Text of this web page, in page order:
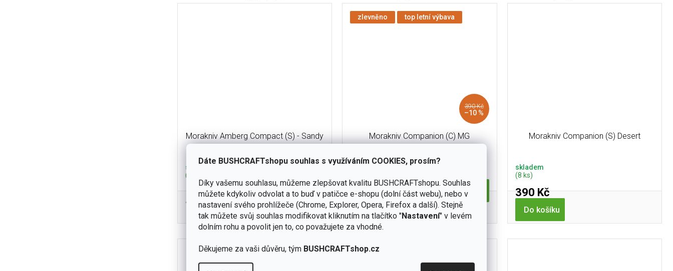
Dáte BUSHCRAFTshopu souhlas s využíváním COOKIES, prosím?
Díky vašemu souhlasu, můžeme zlepšovat kvalitu BUSHCRAFTshopu. Souhlas
můžete kdykoliv odvolat a to buď v patičce e-shopu (dolní část webu), nebo v
nastavení svého prohlížeče (Chrome, Explorer, Opera, Firefox a další). Stejně
tak můžete svůj souhlas modifikovat kliknutím na tlačítko "Nastavení" v levém
dolním rohu a povolit jen to, co považujete za vhodné.
Děkujeme za vaši důvěru, tým BUSHCRAFTshop.cz
Morakniv Amberg Compact (S) - Sandy
Shores
skladem
(3 ks)
1 250 Kč
Do košíku
Morakniv Amberg S je odolnější outdoor
nůž s nerezovou 12C27 (Alleima) a Scandi
výbrusem, ideální na dřevo...
zlevněno top letní výbava
390 Kč
–10 %
Morakniv Companion (C) MG
350 Kč
Do košíku
Jeden z nejpopulárnějších nožů mezi
bushcrfatery po celém světě. Nůž s
nejlepším poměrem cena x výkon...
Morakniv Companion (S) Desert
skladem
(8 ks)
390 Kč
Do košíku